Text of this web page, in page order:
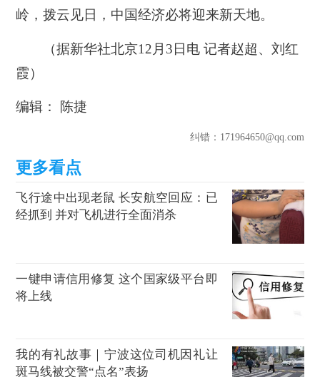
岭，拨云见日，中国经济必将迎来新天地。
（据新华社北京12月3日电 记者赵超、刘红
霞）
编辑： 陈捷
纠错：171964650@qq.com
飞行途中出现老鼠 长安航空回应：已
经抓到 并对飞机进行全面消杀
一键申请信用修复 这个国家级平台即
将上线
我的有礼故事｜宁波这位司机因礼让
斑马线被交警“点名”表扬